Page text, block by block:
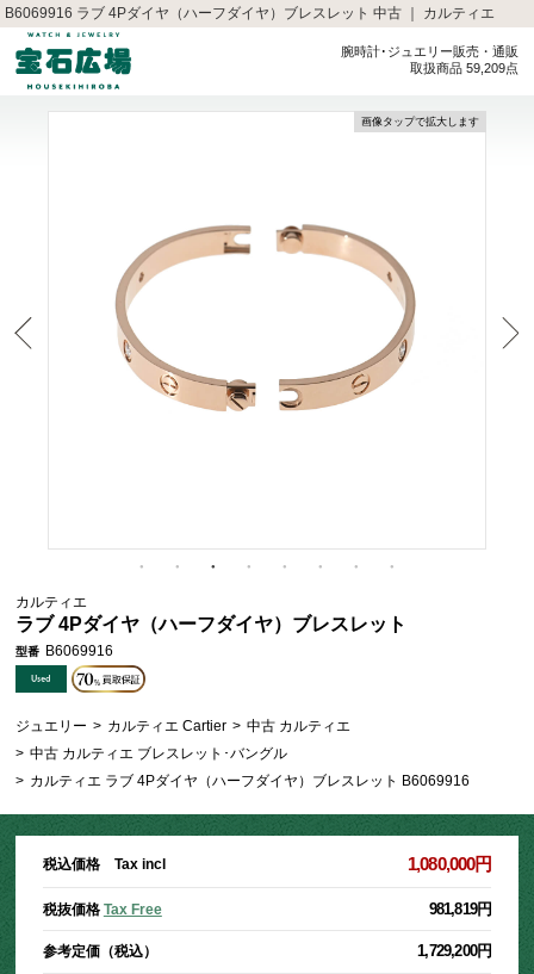
B6069916 ラブ 4Pダイヤ（ハーフダイヤ）ブレスレット 中古 ｜ カルティエ
腕時計･ジュエリー販売・通販
取扱商品 59,209点
画像タップで拡大します
カルティエ
ラブ 4Pダイヤ（ハーフダイヤ）ブレスレット
型番 B6069916
ジュエリー > カルティエ Cartier > 中古 カルティエ
> 中古 カルティエ ブレスレット･バングル
> カルティエ ラブ 4Pダイヤ（ハーフダイヤ）ブレスレット B6069916
税込価格 Tax incl 1,080,000円
税抜価格 Tax Free 981,819円
参考定価（税込） 1,729,200円